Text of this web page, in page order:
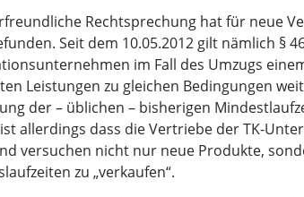
Rechtsprechung hat für neue
Seit dem 10.05.2012 gilt nämlich §
im Fall des Umzugs
Leistungen zu gleichen Bedingungen
der – üblichen – bisherigen
allerdings dass die Vertriebe der TK-
versuchen nicht nur neue Produkte,
zu „verkaufen“.